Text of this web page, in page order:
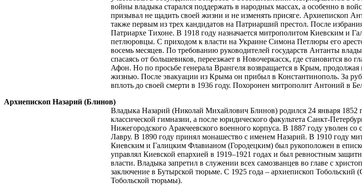
войны владыка старался поддержать в народных массах, а особенно в
призывал не щадить своей жизни и не изменять присяге. Архиепископ
также первым из трех кандидатов на Патриарший престол. После
Патриархе Тихоне. В 1918 году назначается митрополитом Киевским и
петлюровцы. С приходом к власти на Украине Симона Петлюры его
восемь месяцев. По требованию руководителей государств Антанты
спасаясь от большевиков, переезжает в Новочеркасск, где становится
Афон. Но по просьбе генерала Врангеля возвращается в Крым,
жизнью. После эвакуации из Крыма он прибыл в Константинополь. За
вплоть до своей смерти в 1936 году. Похоронен митрополит Антоний в
Архиепископ Назарий (Блинов)
Владыка Назарий (Николай Михайлович Блинов) родился 24 января 1852
классической гимназии, а после юридического факультета Санкт-
Нижегородского Аракчеевского военного корпуса. В 1887 году уволен
Лавру. В 1890 году принял монашество с именем Назарий. В 1910 году
Киевским и Галицким Флавианом (Городецким) был рукоположен в
управлял Киевской епархией в 1919–1921 годах и был ревностным
власти. Владыка запретил в служении всех самозванцев во главе с
заключение в Бутырской тюрьме. С 1925 года – архиепископ Тобольский
Тобольской тюрьмы).